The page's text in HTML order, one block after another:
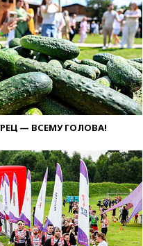
— ВСЕМУ ГОЛОВА!